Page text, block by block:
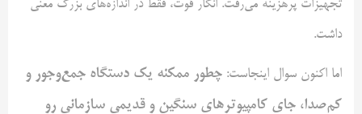
تجهیزات پرهزینه می‌رفت. انگار قوت، فقط در اندازه‌های بزرگ معنی
داشت.
اما اکنون سوال اینجاست: چطور ممکنه یک دستگاه جمع‌وجور و
کم‌صدا، جای کامپیوترهای سنگین و قدیمی سازمانی رو